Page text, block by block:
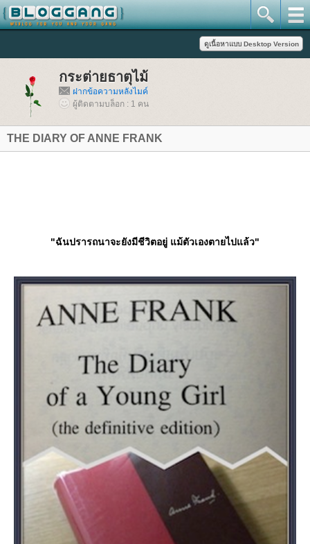
กระต่ายธาตุไม้
ฝากข้อความหลังไมค์
ผู้ติดตามบล็อก : 1 คน
THE DIARY OF ANNE FRANK
"ฉันปรารถนาจะยังมีชีวิตอยู่ แม้ตัวเองตายไปแล้ว"